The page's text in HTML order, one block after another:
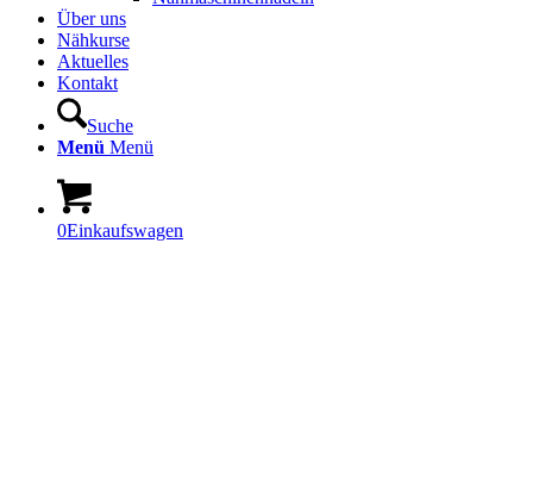
Über uns
Nähkurse
Aktuelles
Kontakt
Suche
Menü Menü
0Einkaufswagen